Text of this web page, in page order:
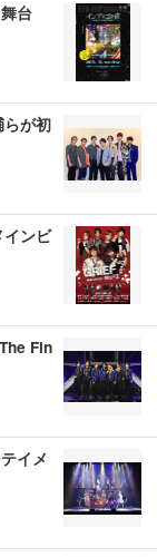
台
が初
ンビ
Fin
イメ